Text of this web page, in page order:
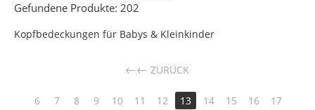
Gefundene Produkte: 202
Kopfbedeckungen für Babys & Kleinkinder
← ZURÜCK
6 7 8 9 10 11 12 13 14 15 16 17